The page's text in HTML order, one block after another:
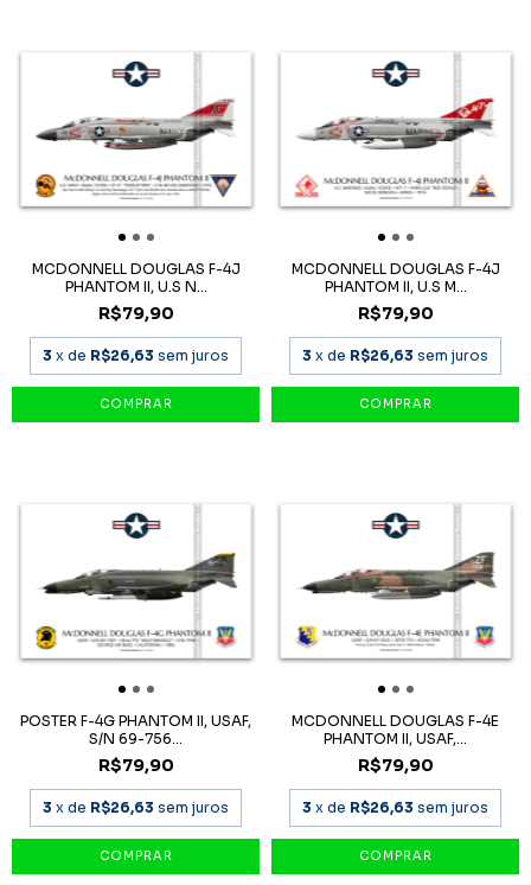
MCDONNELL DOUGLAS F-4J
PHANTOM II, U.S N...
R$79,90
3 x de R$26,63 sem juros
MCDONNELL DOUGLAS F-4J
PHANTOM II, U.S M...
R$79,90
3 x de R$26,63 sem juros
POSTER F-4G PHANTOM II, USAF,
S/N 69-756...
R$79,90
3 x de R$26,63 sem juros
MCDONNELL DOUGLAS F-4E
PHANTOM II, USAF,...
R$79,90
3 x de R$26,63 sem juros